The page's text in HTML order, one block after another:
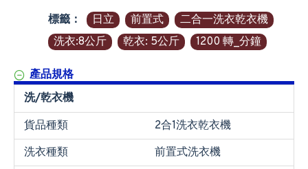
標籤： 日立 前置式
二合一洗衣乾衣機
洗衣:8公斤
乾衣: 5公斤 1200 轉_分鐘
產品規格
洗/乾衣機
貨品種類
2合1洗衣乾衣機
洗衣種類
前置式洗衣機